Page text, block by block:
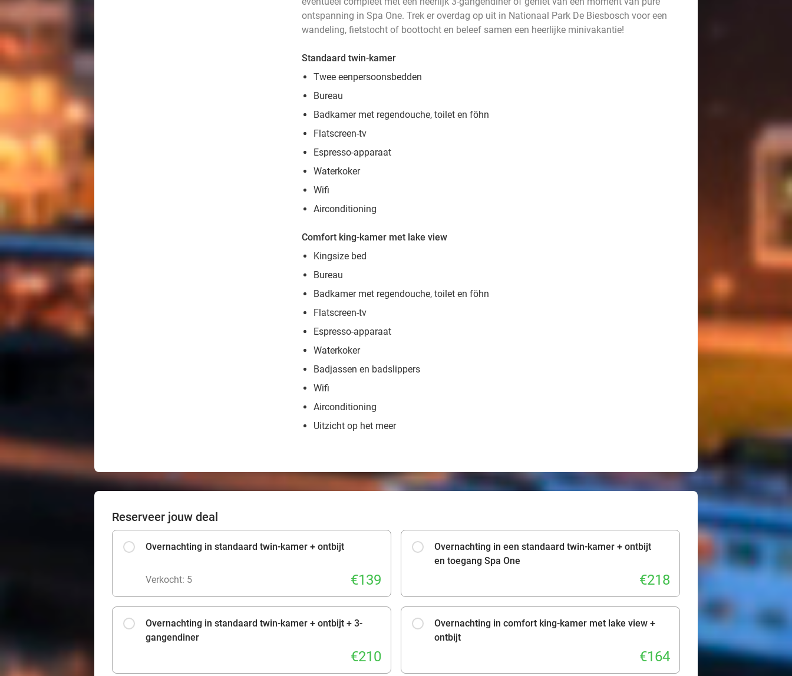
ontspanning in Spa One. Trek er overdag op uit in Nationaal Park De Biesbosch voor een
wandeling, fietstocht of boottocht en beleef samen een heerlijke minivakantie!
Standaard twin-kamer
Twee eenpersoonsbedden
Bureau
Badkamer met regendouche, toilet en föhn
Flatscreen-tv
Espresso-apparaat
Waterkoker
Wifi
Airconditioning
Comfort king-kamer met lake view
Kingsize bed
Bureau
Badkamer met regendouche, toilet en föhn
Flatscreen-tv
Espresso-apparaat
Waterkoker
Badjassen en badslippers
Wifi
Airconditioning
Uitzicht op het meer
Reserveer jouw deal
Overnachting in standaard twin-kamer + ontbijt
Verkocht: 5 €139
Overnachting in een standaard twin-kamer + ontbijt
en toegang Spa One
€218
Overnachting in standaard twin-kamer + ontbijt + 3-
gangendiner
€210
Overnachting in comfort king-kamer met lake view +
ontbijt
€164